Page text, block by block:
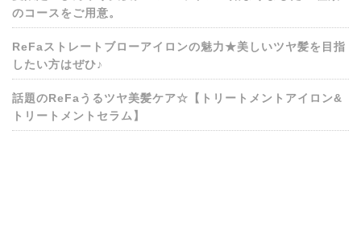
のコースをご用意。
ReFaストレートブローアイロンの魅力★美しいツヤ髪を目指
したい方はぜひ♪
話題のReFaうるツヤ美髪ケア☆【トリートメントアイロン&
トリートメントセラム】